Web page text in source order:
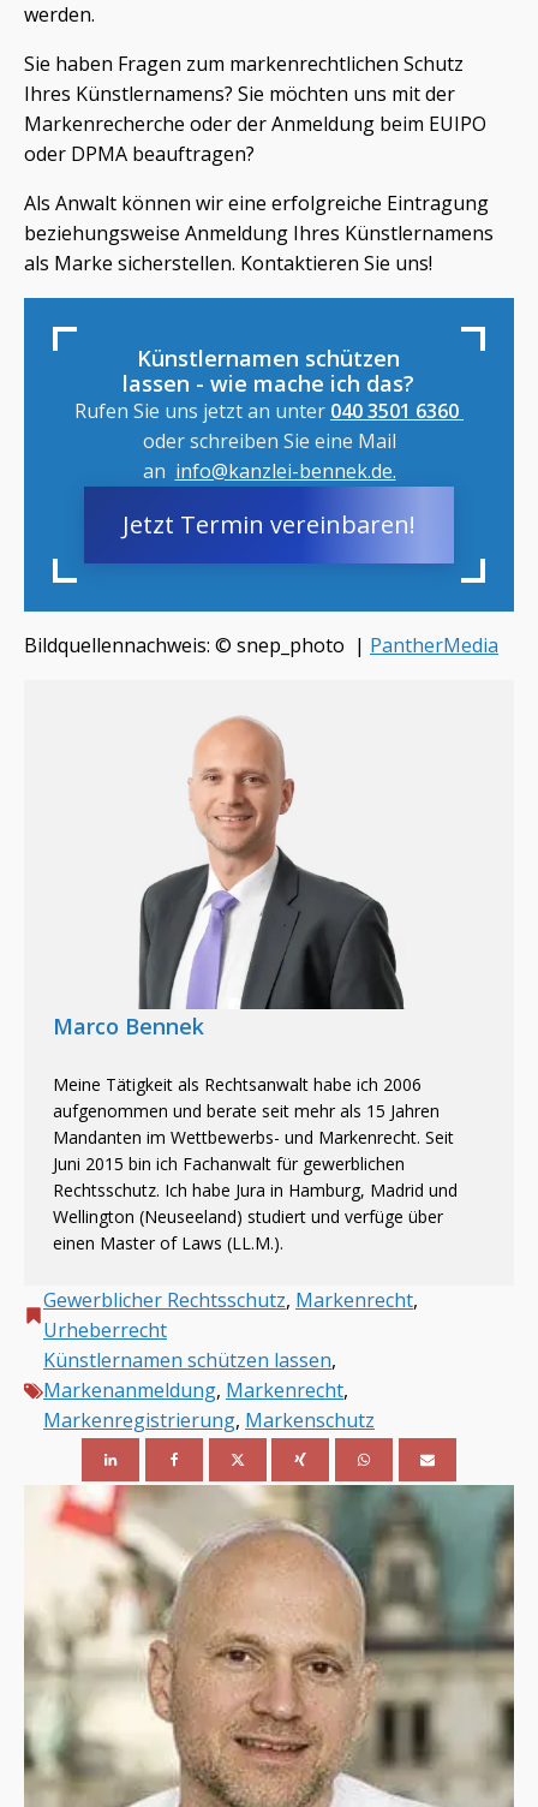
werden.
Sie haben Fragen zum markenrechtlichen Schutz
Ihres Künstlernamens? Sie möchten uns mit der
Markenrecherche oder der Anmeldung beim EUIPO
oder DPMA beauftragen?
Als Anwalt können wir eine erfolgreiche Eintragung
beziehungsweise Anmeldung Ihres Künstlernamens
als Marke sicherstellen. Kontaktieren Sie uns!
Künstlernamen schützen
lassen - wie mache ich das?
Rufen Sie uns jetzt an unter 040 3501 6360
oder schreiben Sie eine Mail
an info@kanzlei-bennek.de.
Jetzt Termin vereinbaren!
Bildquellennachweis: © snep_photo ​ | PantherMedia
Marco Bennek
Meine Tätigkeit als Rechtsanwalt habe ich 2006
aufgenommen und berate seit mehr als 15 Jahren
Mandanten im Wettbewerbs- und Markenrecht. Seit
Juni 2015 bin ich Fachanwalt für gewerblichen
Rechtsschutz. Ich habe Jura in Hamburg, Madrid und
Wellington (Neuseeland) studiert und verfüge über
einen Master of Laws (LL.M.).
Gewerblicher Rechtsschutz, Markenrecht,
Urheberrecht
Künstlernamen schützen lassen,
Markenanmeldung, Markenrecht,
Markenregistrierung, Markenschutz